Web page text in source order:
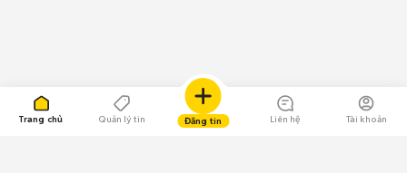
Trang chủ Quản lý tin Đăng tin Liên hệ Tài khoản